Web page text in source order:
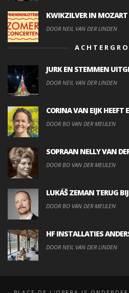
KWIKZILVER IN
DOOR NEIL VAN DER LINDEN
JURK EN STEMMEN
DOOR NEIL VAN DER LINDEN
CORINA VAN EIJK HEEFT
DOOR BO VAN DER MEULEN
SOPRAAN NELLY VAN
DOOR BO VAN DER MEULEN
LUKÁŠ ZEMAN TERUG
DOOR BO VAN DER MEULEN
HF INSTALLATIES
DOOR NEIL VAN DER LINDEN